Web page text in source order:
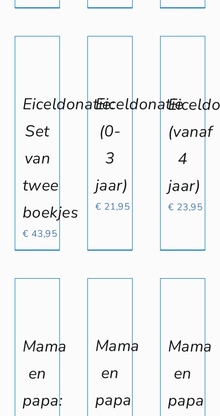
Eiceldonatie:
Set
van
twee
boekjes
€ 43,95
Eiceldonatie
(0-
3
jaar)
€ 21,95
(vanaf
4
jaar)
€ 23,95
Mama
en
papa:
Mama
en
papa
Mama
en
papa